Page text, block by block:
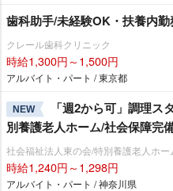
歯科助手/未経験OK・扶養内
クレール歯科クリニック
時給1,300円～1,500円
アルバイト・パート / 東京都
NEW
「週2から可」調理
別養護老人ホーム/社会保障完
社会福祉法人東の会/特別養護老人ホー
時給1,240円～1,298円
アルバイト・パート / 神奈川県